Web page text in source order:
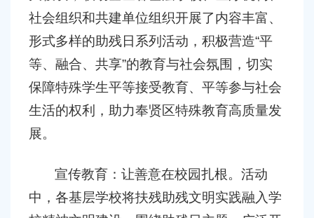
社会组织和共建单位组织开展了内容丰富、
形式多样的助残日系列活动，积极营造“平
等、融合、共享”的教育与社会氛围，切实
保障特殊学生平等接受教育、平等参与社会
生活的权利，助力奉贤区特殊教育高质量发
展。
宣传教育：让善意在校园扎根。活动
中，各基层学校将扶残助残文明实践融入学